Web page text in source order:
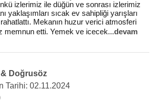
izlerimiz ile düğün ve sonrası izlerimiz
yaklaşımları sıcak ev sahipliği yarışları
Mekanın huzur verici atmosferi
memnun etti. Yemek ve icecek...devam
& Doğrusöz
Tarihi: 02.11.2024